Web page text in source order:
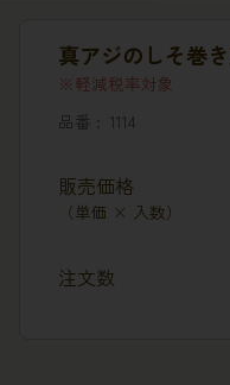
真アジのしそ巻
軽減税率対象
品番
1114
販売価格
（単価 × 入数）
注文数